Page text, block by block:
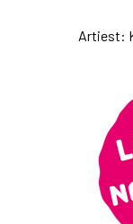
Artiest: